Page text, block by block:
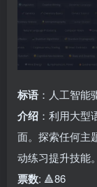
标语 ：人工智能
介绍 ：利用大
面。探索任何主
动练习提升技能。
票数: 🔺86